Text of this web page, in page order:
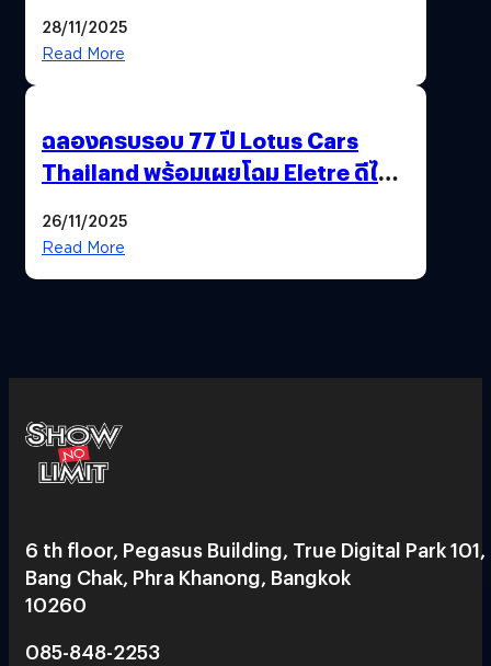
28/11/2025
Read More
ฉลองครบรอบ 77 ปี Lotus Cars
Thailand พร้อมเผยโฉม Eletre ดีไซน์
26/11/2025
Read More
6 th floor, Pegasus Building, True Digital Park 101,
Bang Chak, Phra Khanong, Bangkok
10260
085-848-2253